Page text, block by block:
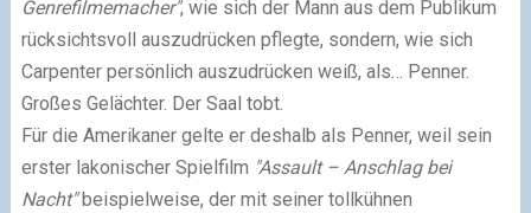
Genrefilmemacher", wie sich der Mann aus dem Publikum
rücksichtsvoll auszudrücken pflegte, sondern, wie sich
Carpenter persönlich auszudrücken weiß, als… Penner.
Großes Gelächter. Der Saal tobt.
Für die Amerikaner gelte er deshalb als Penner, weil sein
erster lakonischer Spielfilm "Assault – Anschlag bei
Nacht"beispielweise, der mit seiner tollkühnen